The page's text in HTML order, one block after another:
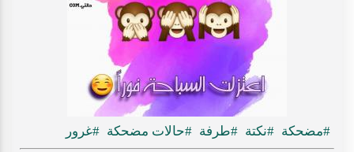
#مضحكة #نكتة #طرفة #حالات مضحكة #غرور